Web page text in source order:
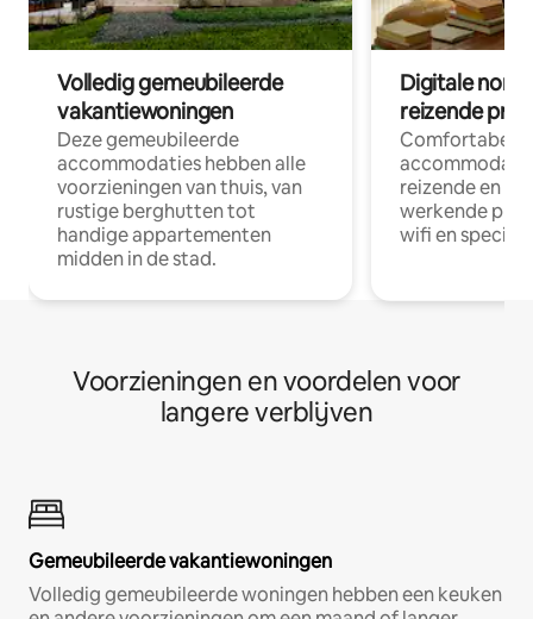
Volledig gemeubileerde
vakantiewoningen
Deze gemeubileerde
accommodaties hebben alle
voorzieningen van thuis, van
rustige berghutten tot
handige appartementen
midden in de stad.
Digitale
reizende
Comfortabele
reizende en
werkende
wifi en
Voorzieningen en voordelen voor
langere verblijven
Gemeubileerde vakantiewoningen
Volledig gemeubileerde woningen hebben een keuken